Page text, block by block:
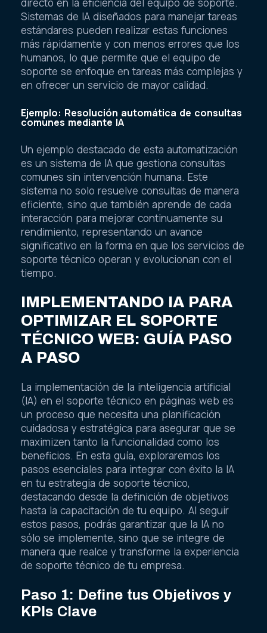
Sistemas de IA diseñados para manejar tareas
estándares pueden realizar estas funciones
más rápidamente y con menos errores que los
humanos, lo que permite que el equipo de
soporte se enfoque en tareas más complejas y
en ofrecer un servicio de mayor calidad.
Ejemplo: Resolución automática de consultas
comunes mediante IA
Un ejemplo destacado de esta automatización
es un sistema de IA que gestiona consultas
comunes sin intervención humana. Este
sistema no solo resuelve consultas de manera
eficiente, sino que también aprende de cada
interacción para mejorar continuamente su
rendimiento, representando un avance
significativo en la forma en que los servicios de
soporte técnico operan y evolucionan con el
tiempo.
IMPLEMENTANDO IA PARA
OPTIMIZAR EL SOPORTE
TÉCNICO WEB: GUÍA PASO
A PASO
La implementación de la inteligencia artificial
(IA) en el soporte técnico en páginas web es
un proceso que necesita una planificación
cuidadosa y estratégica para asegurar que se
maximizen tanto la funcionalidad como los
beneficios. En esta guía, exploraremos los
pasos esenciales para integrar con éxito la IA
en tu estrategia de soporte técnico,
destacando desde la definición de objetivos
hasta la capacitación de tu equipo. Al seguir
estos pasos, podrás garantizar que la IA no
sólo se implemente, sino que se integre de
manera que realce y transforme la experiencia
de soporte técnico de tu empresa.
Paso 1: Define tus Objetivos y
KPIs Clave